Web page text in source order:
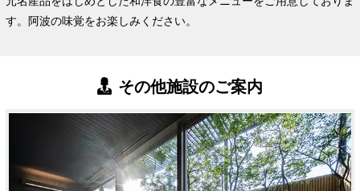
す。阿波の味覚をお楽しみください。
その他施設のご案内